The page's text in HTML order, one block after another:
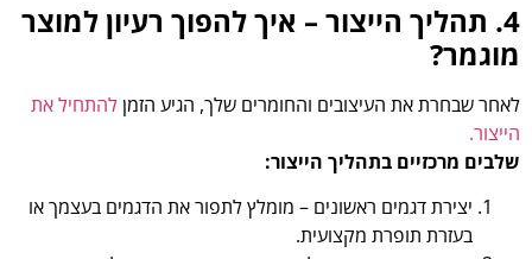
4. תהליך הייצור – איך להפוך רעיון למוצר
מוגמר?
לאחר שבחרת את העיצובים והחומרים שלך, הגיע הזמן להתחיל את
הייצור.
שלבים מרכזיים בתהליך הייצור:
יצירת דגמים ראשונים – מומלץ לתפור את הדגמים בעצמך או
בעזרת תופרת מקצועית.